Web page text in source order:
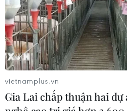
Xem thêm
CƠ QUAN CHỦ QUẢN: THÔNG TẤN XÃ VIỆT
Tổng Biên tập: TRẦN TIẾN DUẨN
vietnamplus.vn
Gia Lai chấp thuận hai